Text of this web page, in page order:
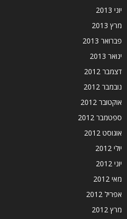
יוני 2013
מרץ 2013
פברואר 2013
ינואר 2013
דצמבר 2012
נובמבר 2012
אוקטובר 2012
ספטמבר 2012
אוגוסט 2012
יולי 2012
יוני 2012
מאי 2012
אפריל 2012
מרץ 2012